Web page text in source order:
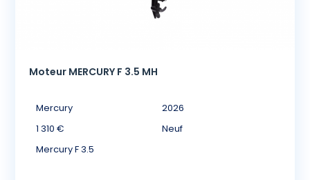
Moteur MERCURY F 3.5 MH
Mercury
2026
1 310 €
Neuf
Mercury F 3.5